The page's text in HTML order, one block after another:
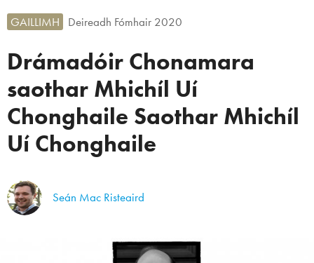
Drámadóir Chonamara
saothar Mhichíl Uí
Chonghaile Saothar Mhichíl
Uí Chonghaile
GAILLIMH Deireadh Fómhair 2020
Seán Mac Risteaird